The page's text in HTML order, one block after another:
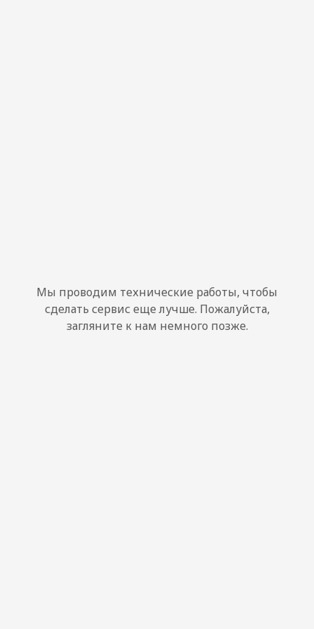
Мы проводим технические работы, чтобы
сделать сервис еще лучше. Пожалуйста,
загляните к нам немного позже.